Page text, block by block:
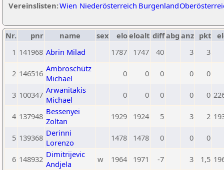
Vereinslisten:Wien Niederösterreich Burgenland
Nr. pnr name sex eloeloalt diffabg anz pkt
1 141968 Abrin Milad 1787 1747 40 3 3
2 146516 Ambroschütz
Michael
0 0 0 0 0
3 100347 Arwanitakis
Michael
0 0 0 0 0
4 137948 Bessenyei
Zoltan
1929 1924 5 3 2
5 139368 Derinni
Lorenzo
1478 1478 0 0 0
6 148932 Dimitrijevic
Andjela
w 1964 1971 -7 3 1,5